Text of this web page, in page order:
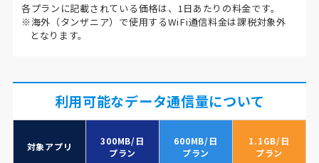
各プランに記載されている価格は、1日あたりの料金です。
※海外（タンザニア）で使用するWiFi通信料金は課税対象外
となります。
利用可能なデータ通信量について
対象アプリ
300MB/日
プラン
600MB/日
プラン
1.1GB/日
プラン